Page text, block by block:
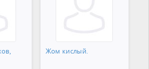
Жом кислый.